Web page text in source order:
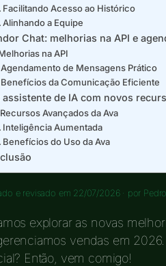
Facilitando Acesso ao Histórico
Alinhando a Equipe
Chat: melhorias na API e
na API
Agendamento de Mensagens Prático
Benefícios da Comunicação Eficiente
assistente de IA com novos
Recursos Avançados da Ava
Inteligência Aumentada
Benefícios do Uso da Ava
e revisado em 22/07/2026 · por
explorar as novas
vendas em
Então, vem comigo!